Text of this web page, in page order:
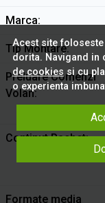
Marca
Tip Montare
Preluare Comenzi
Volan
Continut Pachet
Formate media
Acest site
dorita. Navigand in
de cookies si cu
o experienta